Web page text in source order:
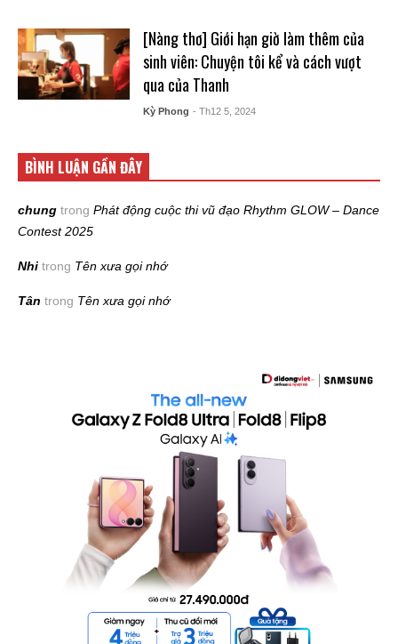
[Nàng thơ] Giới hạn giờ làm thêm của
sinh viên: Chuyện tôi kể và cách vượt
qua của Thanh
Kỳ Phong - Th12 5, 2024
BÌNH LUẬN GẦN ĐÂY
chung trong Phát động cuộc thi vũ đạo Rhythm GLOW – Dance
Contest 2025
Nhi trong Tên xưa gọi nhớ
Tân trong Tên xưa gọi nhớ